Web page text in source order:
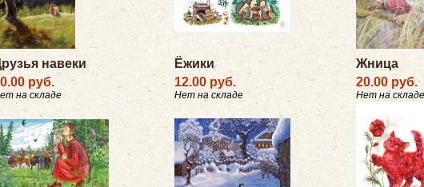
навеки
руб.
на складе
Ёжики
12.00 руб.
Нет на складе
Жница
20.00 руб.
Нет на складе